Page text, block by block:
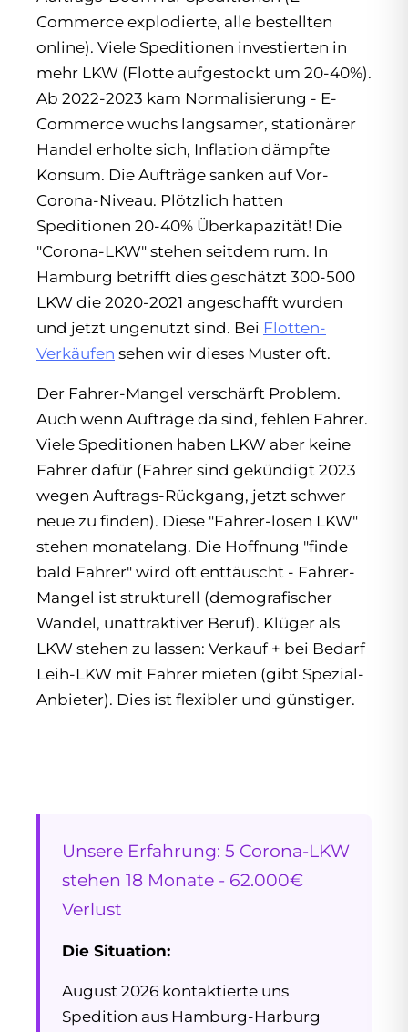
Commerce explodierte, alle bestellten
online). Viele Speditionen investierten in
mehr LKW (Flotte aufgestockt um 20-40%).
Ab 2022-2023 kam Normalisierung - E-
Commerce wuchs langsamer, stationärer
Handel erholte sich, Inflation dämpfte
Konsum. Die Aufträge sanken auf Vor-
Corona-Niveau. Plötzlich hatten
Speditionen 20-40% Überkapazität! Die
"Corona-LKW" stehen seitdem rum. In
Hamburg betrifft dies geschätzt 300-500
LKW die 2020-2021 angeschafft wurden
und jetzt ungenutzt sind. Bei Flotten-
Verkäufen sehen wir dieses Muster oft.
Der Fahrer-Mangel verschärft Problem.
Auch wenn Aufträge da sind, fehlen Fahrer.
Viele Speditionen haben LKW aber keine
Fahrer dafür (Fahrer sind gekündigt 2023
wegen Auftrags-Rückgang, jetzt schwer
neue zu finden). Diese "Fahrer-losen LKW"
stehen monatelang. Die Hoffnung "finde
bald Fahrer" wird oft enttäuscht - Fahrer-
Mangel ist strukturell (demografischer
Wandel, unattraktiver Beruf). Klüger als
LKW stehen zu lassen: Verkauf + bei Bedarf
Leih-LKW mit Fahrer mieten (gibt Spezial-
Anbieter). Dies ist flexibler und günstiger.
Unsere Erfahrung: 5 Corona-LKW
stehen 18 Monate - 62.000€
Verlust
Die Situation:
August 2026 kontaktierte uns
Spedition aus Hamburg-Harburg